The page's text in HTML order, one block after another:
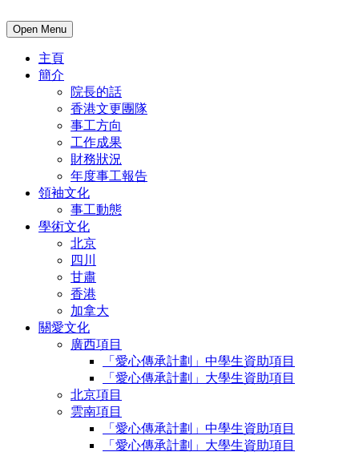
Open Menu
主頁
簡介
院長的話
香港文更團隊
事工方向
工作成果
財務狀況
年度事工報告
領袖文化
事工動態
學術文化
北京
四川
甘肅
香港
加拿大
關愛文化
廣西項目
「愛心傳承計劃」中學生資助項目
「愛心傳承計劃」大學生資助項目
北京項目
雲南項目
「愛心傳承計劃」中學生資助項目
「愛心傳承計劃」大學生資助項目